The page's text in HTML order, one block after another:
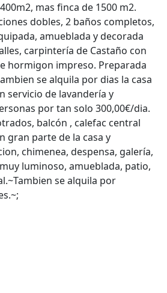
mas finca de 1500 m2.
dobles, 2 baños completos,
amueblada y decorada
carpintería de Castaño con
hormigon impreso. Preparada
se alquila por dias la casa
servicio de lavandería y
por tan solo 300,00€/dia.
balcón , calefac central
gran parte de la casa y
chimenea, despensa, galería,
luminoso, amueblada, patio,
se alquila por